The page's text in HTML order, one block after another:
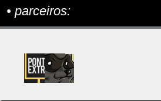
• parceiros: